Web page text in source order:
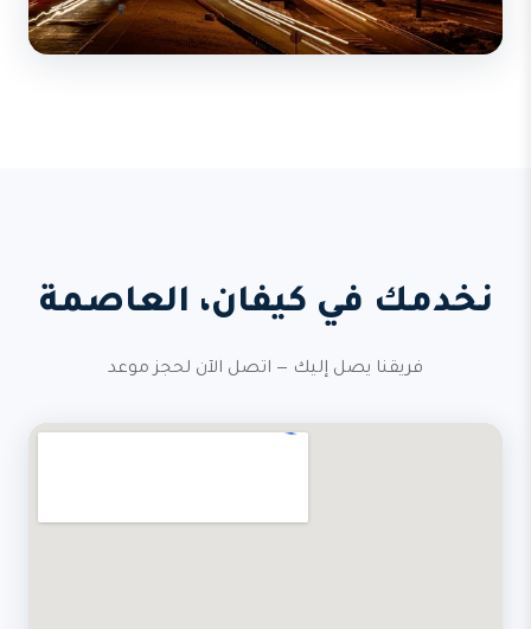
نخدمك في كيفان، العاصمة
فريقنا يصل إليك — اتصل الآن لحجز موعد